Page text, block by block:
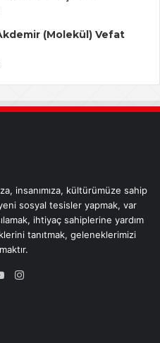
(Molekül) Vefat
insanımıza, kültürümüze sahip
sosyal tesisler yapmak, var
ihtiyaç sahiplerine yardım
tanıtmak, geleneklerimizi
Instagram